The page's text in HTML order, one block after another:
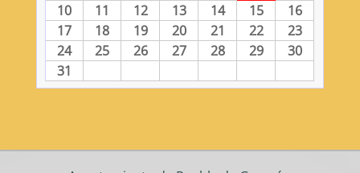
10
11 12 13 14 15
16
17
18 19 20 21 22
23
24
25 26 27 28 29
30
31